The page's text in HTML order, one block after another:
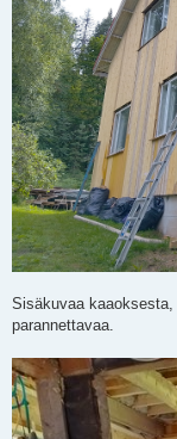
Sisäkuvaa
parannettavaa.